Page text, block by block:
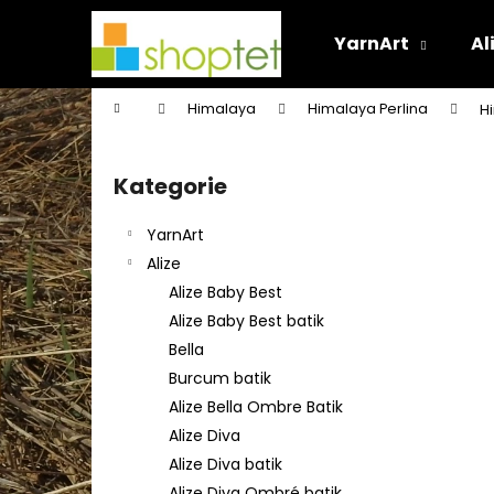
YarnArt
Domů Himalaya Himalaya Perlina
P
o
s
t
r
a
n
n
í
p
a
n
Přeskočit
kategorie
Kategorie
YarnArt
Alize
Alize Baby Best
Alize Baby Best batik
Bella
Burcum batik
Alize Bella Ombre Batik
Alize Diva
Alize Diva batik
í
k
Zpět
do
obchodu
Zpět
do
obchodu